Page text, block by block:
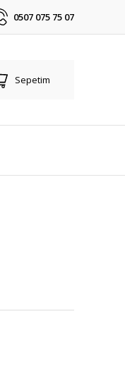
0507 075 75 07
Sepetim